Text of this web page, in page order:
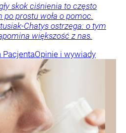
skok ciśnienia to często
po prostu woła o pomoc.
Chatys ostrzega: o tym
większość z nas.
PacjentaOpinie i wywiady